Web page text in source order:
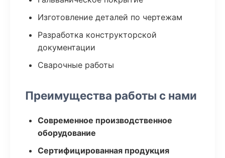
Изготовление деталей по чертежам
Разработка конструкторской
документации
Сварочные работы
Преимущества работы с нами
Современное производственное
оборудование
Сертифицированная продукция